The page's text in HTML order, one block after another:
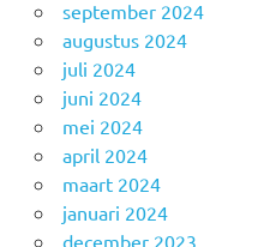
september 2024
augustus 2024
juli 2024
juni 2024
mei 2024
april 2024
maart 2024
januari 2024
december 2023